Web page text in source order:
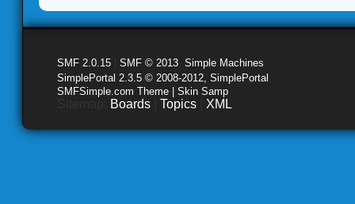
SMF 2.0.15 SMF © 2013 Simple Machines
SimplePortal 2.3.5 © 2008-2012, SimplePortal
SMFSimple.com Theme | Skin Samp
Boards Topics XML